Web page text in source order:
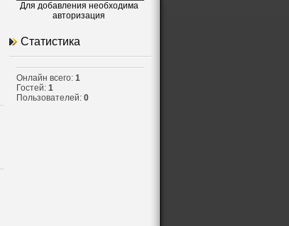
Для добавления необходима
авторизация
Статистика
Онлайн всего: 1
Гостей: 1
Пользователей: 0